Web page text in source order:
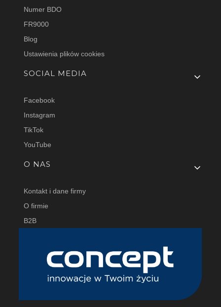
Numer BDO
FR9000
Blog
Ustawienia plików cookies
SOCIAL MEDIA
Facebook
Instagram
TikTok
YouTube
O NAS
Kontakt i dane firmy
O firmie
B2B